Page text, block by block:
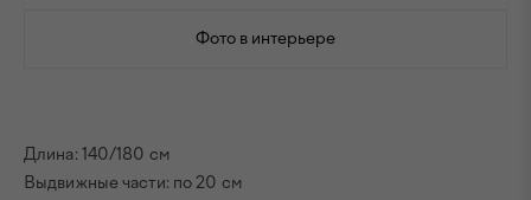
Фото в интерьере
Длина: 140/180 см
Выдвижные части: по 20 см